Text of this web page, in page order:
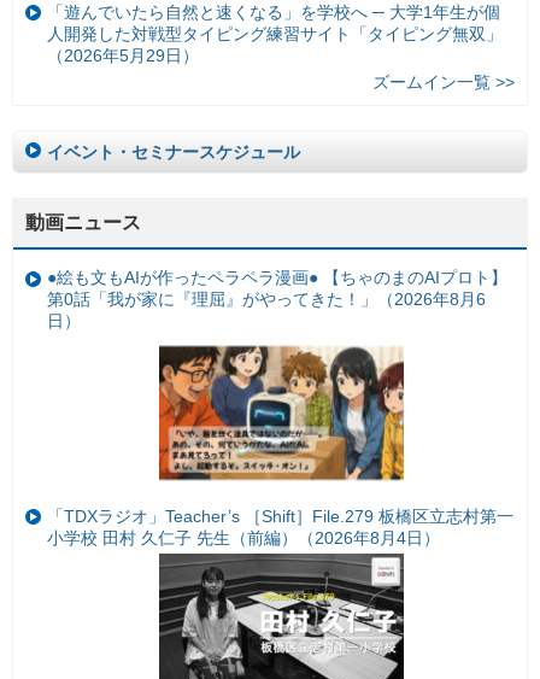
「遊んでいたら自然と速くなる」を学校へ ─ 大学1年生が個
人開発した対戦型タイピング練習サイト「タイピング無双」
（2026年5月29日）
ズームイン一覧 >>
イベント・セミナースケジュール
動画ニュース
●絵も文もAIが作ったペラペラ漫画● 【ちゃのまのAIプロト】
第0話「我が家に『理屈』がやってきた！」（2026年8月6
日）
「TDXラジオ」Teacher’s ［Shift］File.279 板橋区立志村第一
小学校 田村 久仁子 先生（前編）（2026年8月4日）